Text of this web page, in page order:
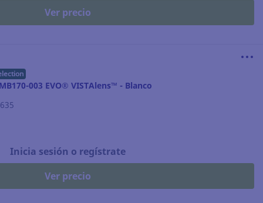
Ver precio
003 EVO® VISTAlens™ - Blanco
Inicia sesión o regístrate
Ver precio